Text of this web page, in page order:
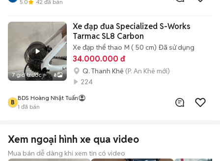
5.0
42 đã bán
7 giờ trước 8
Xe đạp đua Specialized S-Works
Tarmac SL8 Carbon
Xe đạp thể thao M ( 50 cm) Đã sử dụng
34.000.000 đ
Q. Thanh Khê (P. An Khê mới)
224
B
BDS Hoàng Nhật Tuấn
1 đã bán
Xem ngoại hình xe qua video
Mua bán dễ dàng khi xem tin có video